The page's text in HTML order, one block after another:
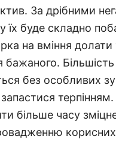
За дрібними
їх буде складно
на вміння
бажаного. Більшість
без особливих
терпінням.
більше часу